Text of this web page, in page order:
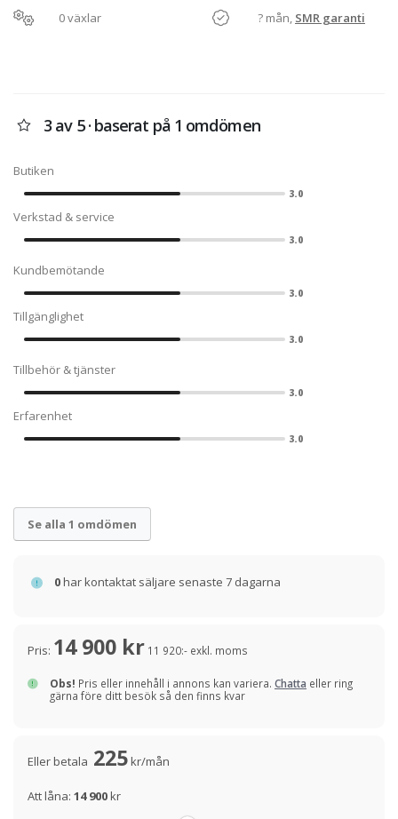
0 växlar
? mån, SMR garanti
3 av 5 · baserat på 1 omdömen
Butiken
3.0
Verkstad & service
3.0
Kundbemötande
3.0
Tillgänglighet
3.0
Tillbehör & tjänster
3.0
Erfarenhet
3.0
Se alla 1 omdömen
0har kontaktat säljare senaste 7 dagarna
Pris: 14 900 kr 11 920:- exkl. moms
Obs! Pris eller innehåll i annons kan variera. Chatta eller ring
gärna före ditt besök så den finns kvar
Eller betala 225kr/mån
Att låna: 14 900kr